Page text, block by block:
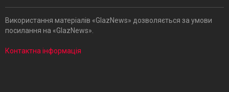
Використання матеріалів «GlazNews» дозволяється за умови
посилання на «GlazNews».
Контактна інформація